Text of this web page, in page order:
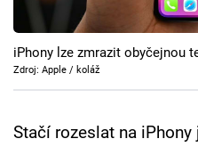
Cool Esport
Pořady
iPhony lze zmrazit obyčejnou
Zdroj: Apple / koláž
Stačí rozeslat na